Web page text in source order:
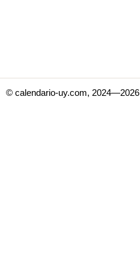
© calendario-uy.com, 2024—2026